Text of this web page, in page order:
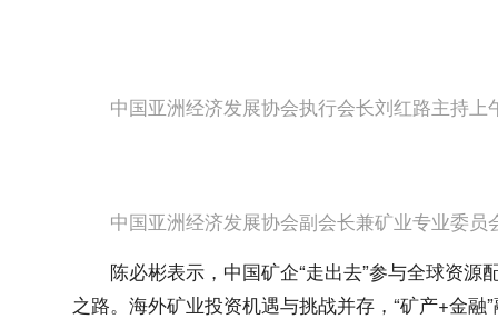
中国亚洲经济发展协会执行会长刘红路主持上
中国亚洲经济发展协会副会长兼矿业专业委员
陈必彬表示，中国矿企“走出去”参与全球资
之路。海外矿业投资机遇与挑战并存，“矿产+金